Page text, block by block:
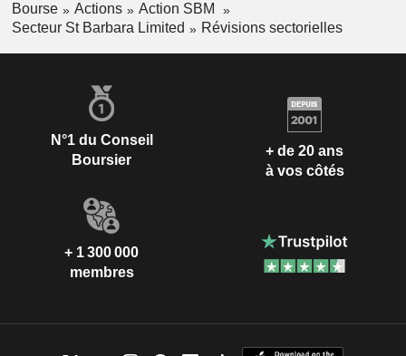
Bourse Actions
Action SBM
Secteur St Barbara Limited
Révisions sectorielles
N°1 du Conseil
Boursier
+ de 20 ans
à vos côtés
+ 1 300 000
membres